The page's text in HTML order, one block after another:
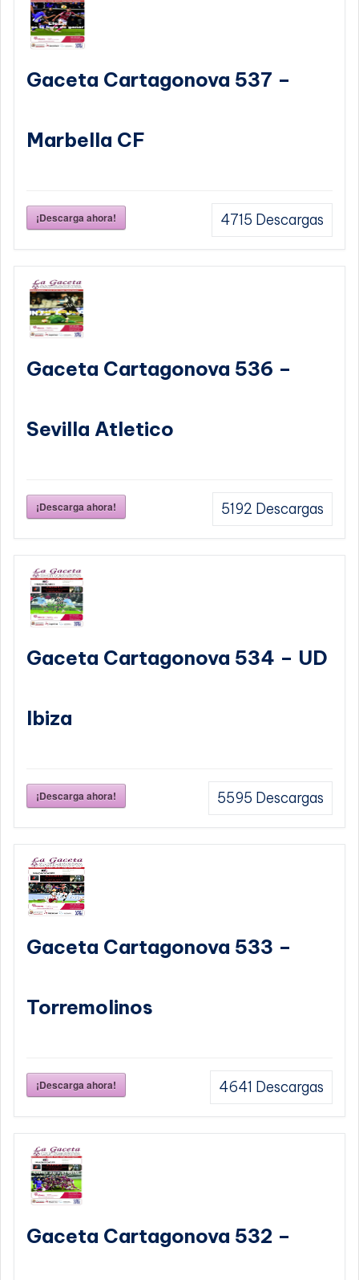
Gaceta Cartagonova 537 –
Marbella CF
¡Descarga ahora! 4715 Descargas
Gaceta Cartagonova 536 –
Sevilla Atletico
¡Descarga ahora! 5192 Descargas
Gaceta Cartagonova 534 – UD
Ibiza
¡Descarga ahora! 5595 Descargas
Gaceta Cartagonova 533 –
Torremolinos
¡Descarga ahora! 4641 Descargas
Gaceta Cartagonova 532 –